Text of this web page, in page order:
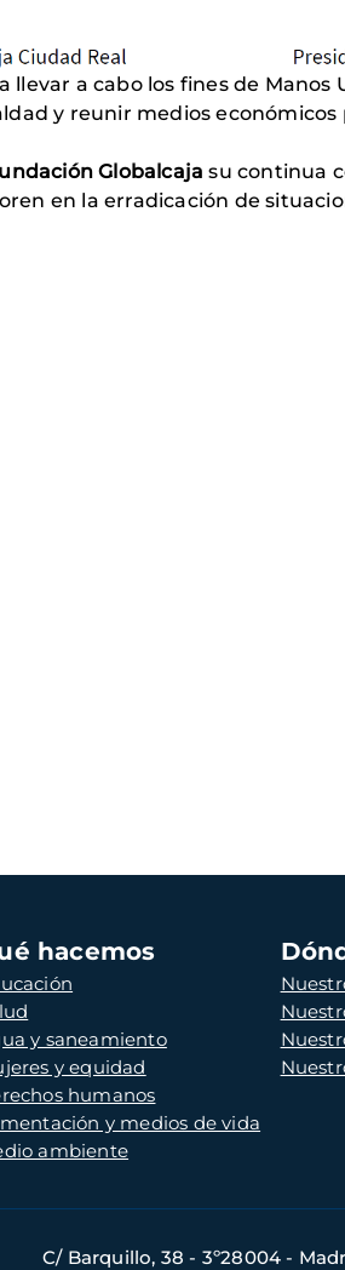
a cabo los fines de Manos
y reunir medios
Globalcaja su continua
en la erradicación de
hacemos
y saneamiento
y equidad
humanos
y medios de vida
ambiente
C/ Barquillo, 38 - 3º28004 -